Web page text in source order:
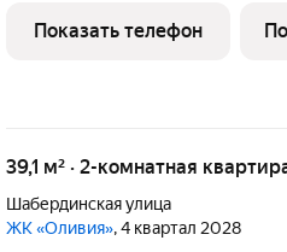
Матрица, остановки
взрослых и
Показать телефон
39,1 м² · 2-комнатная
Шабердинская улица
ЖК «Оливия», 4 квартал 2028